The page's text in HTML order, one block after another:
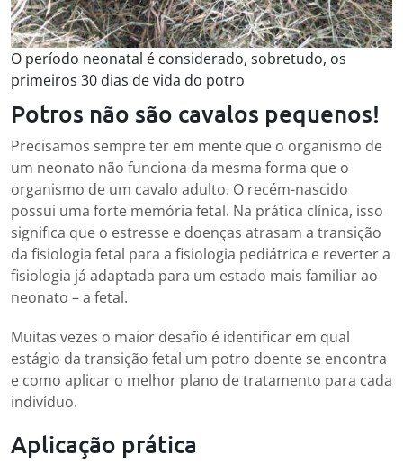
O período neonatal é considerado, sobretudo, os
primeiros 30 dias de vida do potro
Potros não são cavalos pequenos!
Precisamos sempre ter em mente que o organismo de
um neonato não funciona da mesma forma que o
organismo de um cavalo adulto. O recém-nascido
possui uma forte memória fetal. Na prática clínica, isso
significa que o estresse e doenças atrasam a transição
da fisiologia fetal para a fisiologia pediátrica e reverter a
fisiologia já adaptada para um estado mais familiar ao
neonato – a fetal.
Muitas vezes o maior desafio é identificar em qual
estágio da transição fetal um potro doente se encontra
e como aplicar o melhor plano de tratamento para cada
indivíduo.
Aplicação prática